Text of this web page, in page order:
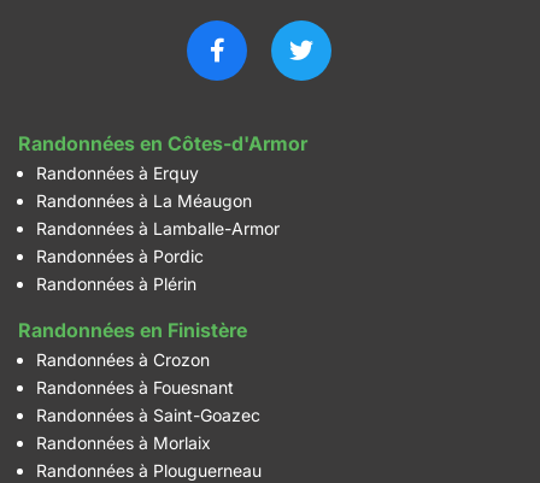
Randonnées en Côtes-d'Armor
Randonnées à Erquy
Randonnées à La Méaugon
Randonnées à Lamballe-Armor
Randonnées à Pordic
Randonnées à Plérin
Randonnées en Finistère
Randonnées à Crozon
Randonnées à Fouesnant
Randonnées à Saint-Goazec
Randonnées à Morlaix
Randonnées à Plouguerneau